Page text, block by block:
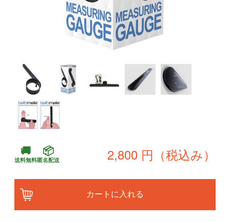
🚚
送料無料
📦
匿名配送 2,800 円（税込み）